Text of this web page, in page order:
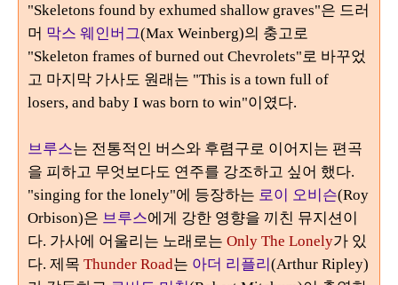
"Skeletons found by exhumed shallow graves"은 드러
머 막스 웨인버그(Max Weinberg)의 충고로
"Skeleton frames of burned out Chevrolets"로 바꾸었
고 마지막 가사도 원래는 "This is a town full of
losers, and baby I was born to win"이였다.
브루스는 전통적인 버스와 후렴구로 이어지는 편곡
을 피하고 무엇보다도 연주를 강조하고 싶어 했다.
"singing for the lonely"에 등장하는 로이 오비슨(Roy
Orbison)은 브루스에게 강한 영향을 끼친 뮤지션이
다. 가사에 어울리는 노래로는 Only The Lonely가 있
다. 제목 Thunder Road는 아더 리플리(Arthur Ripley)